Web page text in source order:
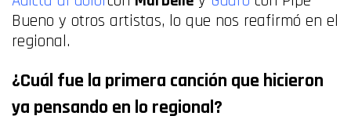
Bueno y otros artistas, lo que nos reafirmó en el
regional.
¿Cuál fue la primera canción que hicieron
ya pensando en lo regional?